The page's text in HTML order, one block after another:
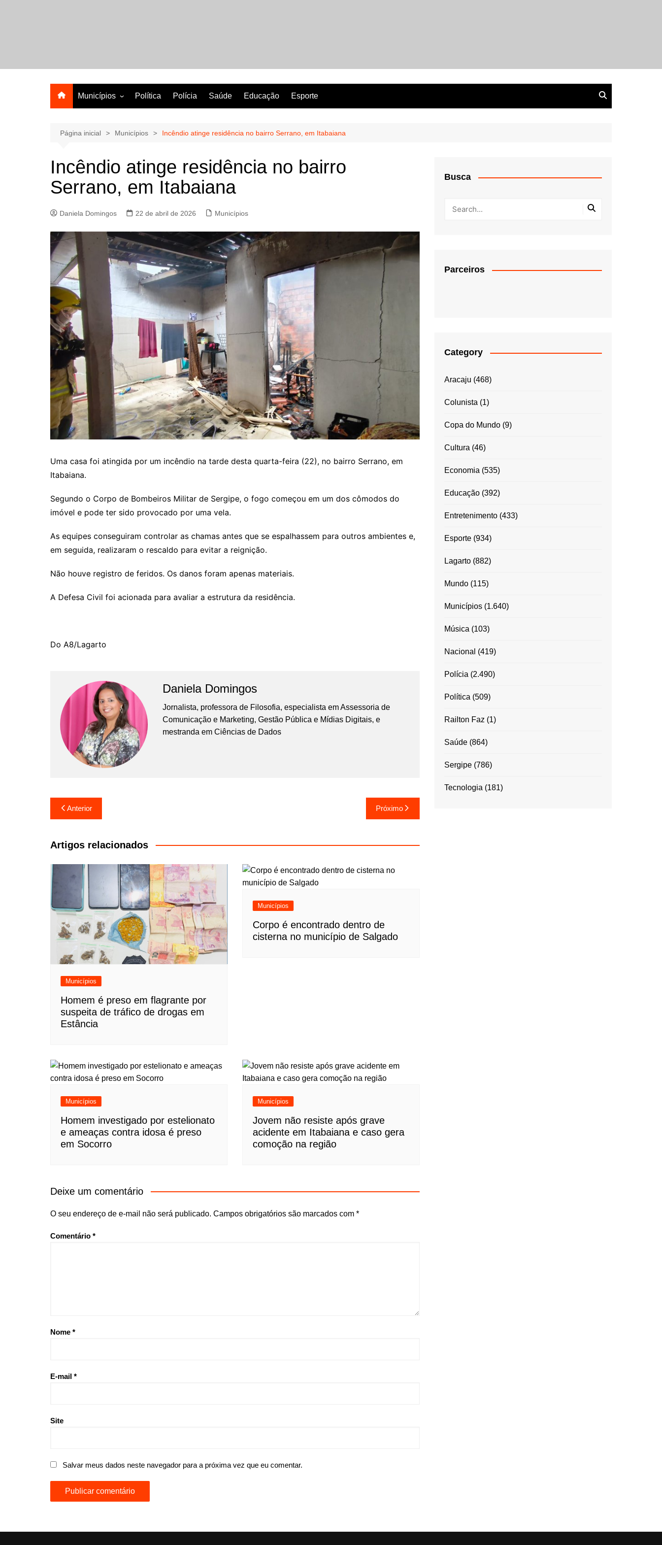
Municípios
Lagarto
Política Polícia Saúde Educação Esporte
Página inicial Municípios Incêndio atinge residência no bairro Serrano, em Itabaiana
Incêndio atinge residência no bairro
Serrano, em Itabaiana
Daniela Domingos 22 de abril de 2026 Municípios
Uma casa foi atingida por um incêndio na tarde desta quarta-feira (22), no bairro Serrano, em
Itabaiana.
Segundo o Corpo de Bombeiros Militar de Sergipe, o fogo começou em um dos cômodos do
imóvel e pode ter sido provocado por uma vela.
As equipes conseguiram controlar as chamas antes que se espalhassem para outros ambientes e,
em seguida, realizaram o rescaldo para evitar a reignição.
Não houve registro de feridos. Os danos foram apenas materiais.
A Defesa Civil foi acionada para avaliar a estrutura da residência.
Do A8/Lagarto
Daniela Domingos
Jornalista, professora de Filosofia, especialista em Assessoria de
Comunicação e Marketing, Gestão Pública e Mídias Digitais, e
mestranda em Ciências de Dados
Navegação
de
Post
Anterior Próximo
Artigos relacionados
Municípios
Homem é preso em flagrante por
suspeita de tráfico de drogas em
Estância
Municípios
Corpo é encontrado dentro de
cisterna no município de Salgado
Municípios
Homem investigado por estelionato
e ameaças contra idosa é preso
em Socorro
Municípios
Jovem não resiste após grave
acidente em Itabaiana e caso gera
comoção na região
Deixe um comentário
O seu endereço de e-mail não será publicado. Campos obrigatórios são marcados com *
Comentário *
Nome *
E-mail *
Site
Salvar meus dados neste navegador para a próxima vez que eu comentar.
Busca
Parceiros
Category
Aracaju (468)
Colunista (1)
Copa do Mundo (9)
Cultura (46)
Economia (535)
Educação (392)
Entretenimento (433)
Esporte (934)
Lagarto (882)
Mundo (115)
Municípios (1.640)
Música (103)
Nacional (419)
Polícia (2.490)
Política (509)
Railton Faz (1)
Saúde (864)
Sergipe (786)
Tecnologia (181)